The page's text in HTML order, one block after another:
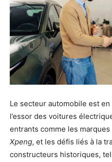
Le secteur automobile est
l’essor des voitures
entrants comme les
Xpeng, et les défis liés à la
constructeurs historiques,